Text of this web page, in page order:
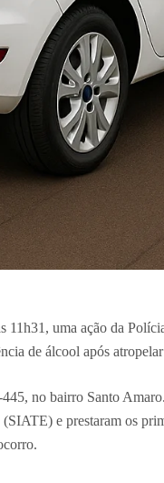
uma ação da
de álcool após
no bairro Santo
e prestaram os